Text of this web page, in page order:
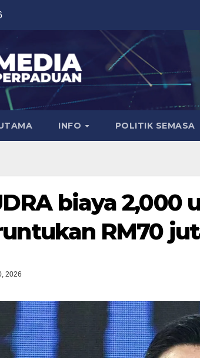
INFO POLITIK SEMASA
biaya 2,000
RM70
2026